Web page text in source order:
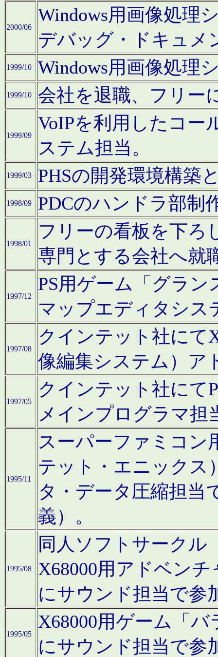
2000/06
Windows用画像処理
デバッグ・ドキュメ
1999/10 Windows用画像処理
1999/10 会社を退職、フリー
1999/09
VoIPを利用したコー
ステム担当。
1999/03 PHSの開発環境構築
1998/09 PDCのハンドラ部制
1998/01
フリーの看板を下ろ
専門とする会社へ就
1997/12
PS用ゲーム「グラン
マップエディタシス
1997/08
クインテット社にて
像編集システム）ア
1997/05
クインテット社にて
メインプログラマ担
1995/11
スーパーファミコン
テット・エニックス
タ・データ圧縮担当
義）。
1995/08
同人ソフトサークル
X68000用アドベン
にサウンド担当で参
1995/05
X68000用ゲーム「
にサウンド担当で参